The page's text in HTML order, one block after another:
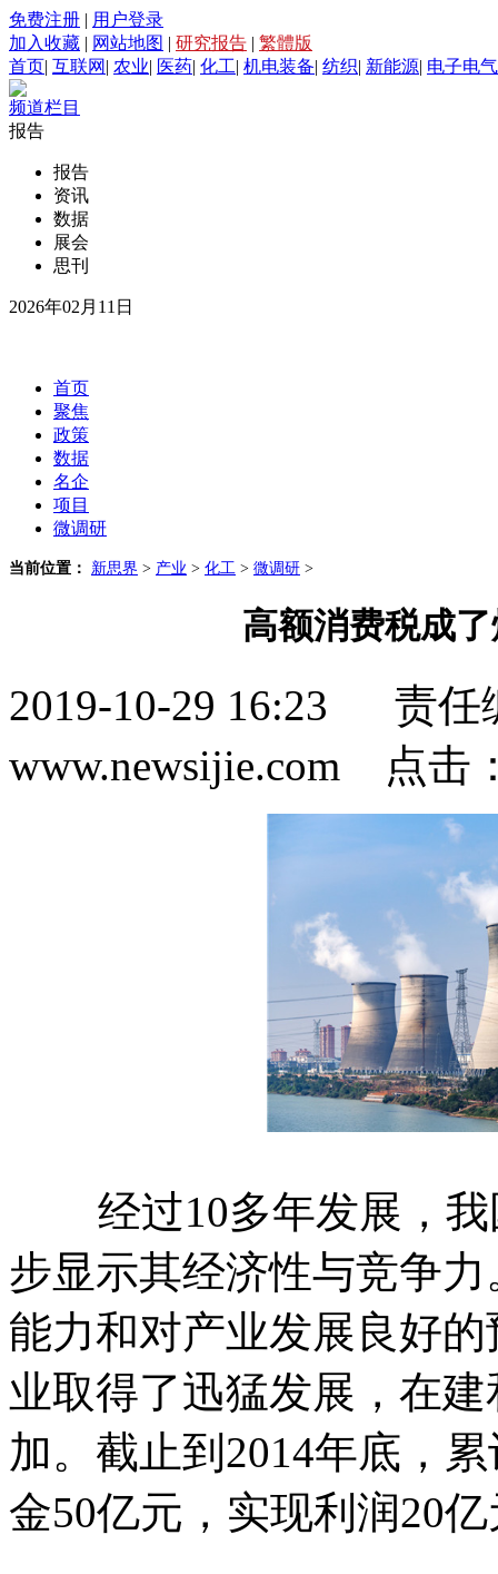
免费注册 | 用户登录
加入收藏 | 网站地图 | 研究报告 | 繁體版
首页| 互联网 | 农业| 医药| 化工| 机电装备| 纺织| 新能源| 电子电气
频道栏目
报告
报告
资讯
数据
展会
思刊
2026年02月11日
首页
聚焦
政策
数据
名企
项目
微调研
当前位置： 新思界 > 产业 > 化工 > 微调研 >
高额消费税成
2019-10-29 16:23 责
www.newsijie.com 点击
经过10多年发展，我
步显示其经济性与竞争
能力和对产业发展良好
业取得了迅猛发展，在
加。截止到2014年底，
金50亿元，实现利润20